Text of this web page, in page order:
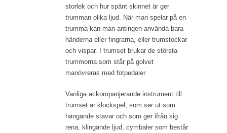
storlek och hur spänt skinnet är ger
trumman olika ljud. När man spelar på en
trumma kan man antingen använda bara
händerna eller fingrarna, eller trumstockar
och vispar. I trumset brukar de största
trummorna som står på golvet
manövreras med fotpedaler.
Vanliga ackompanjerande instrument till
trumset är klockspel, som ser ut som
hängande stavar och som ger ifrån sig
rena, klingande ljud, cymbaler som består